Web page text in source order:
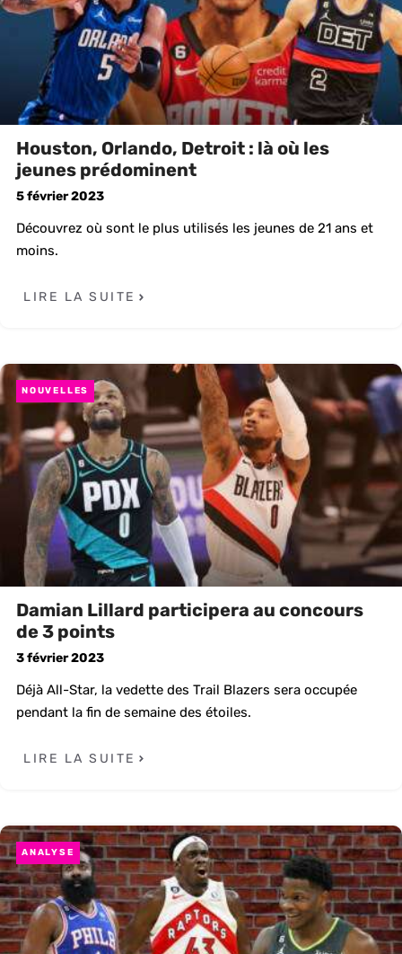
Houston, Orlando, Detroit : là où les
jeunes prédominent
5 février 2023
Découvrez où sont le plus utilisés les jeunes de 21 ans et
moins.
LIRE LA SUITE
NOUVELLES
Damian Lillard participera au concours
de 3 points
3 février 2023
Déjà All-Star, la vedette des Trail Blazers sera occupée
pendant la fin de semaine des étoiles.
LIRE LA SUITE
ANALYSE